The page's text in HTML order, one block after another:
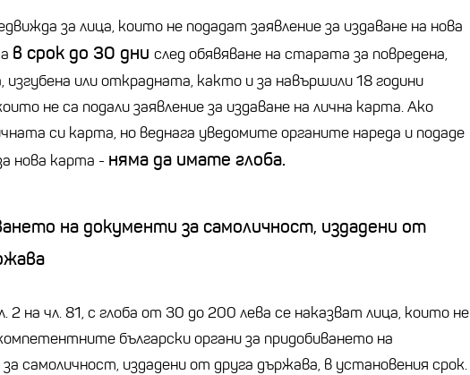
за лица, които не подадат заявление за издаване на нова
в срок до 30 дни след обявяване на старата за повредена,
изгубена или открадната, както и за навършили 18 години
не са подали заявление за издаване на лична карта. Ако
си карта, но веднага уведомите органите нареда и подаде
нова карта - няма да имате глоба.
на документи за самоличност, издадени от
2 на чл. 81, с глоба от 30 до 200 лева се наказват лица, които не
български органи за придобиването на
самоличност, издадени от друга държава, в установения срок.